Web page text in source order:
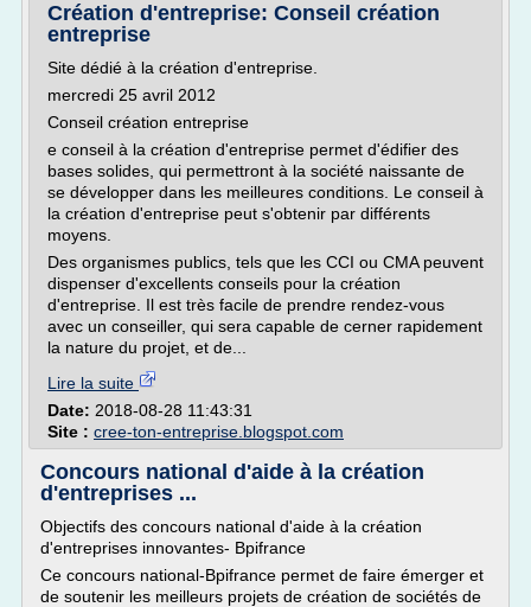
Création d'entreprise: Conseil création
entreprise
Site dédié à la création d'entreprise.
mercredi 25 avril 2012
Conseil création entreprise
e conseil à la création d'entreprise permet d'édifier des
bases solides, qui permettront à la société naissante de
se développer dans les meilleures conditions. Le conseil à
la création d'entreprise peut s'obtenir par différents
moyens.
Des organismes publics, tels que les CCI ou CMA peuvent
dispenser d'excellents conseils pour la création
d'entreprise. Il est très facile de prendre rendez-vous
avec un conseiller, qui sera capable de cerner rapidement
la nature du projet, et de...
Lire la suite
Date: 2018-08-28 11:43:31
Site : cree-ton-entreprise.blogspot.com
Concours national d'aide à la création
d'entreprises ...
Objectifs des concours national d'aide à la création
d'entreprises innovantes- Bpifrance
Ce concours national-Bpifrance permet de faire émerger et
de soutenir les meilleurs projets de création de sociétés de